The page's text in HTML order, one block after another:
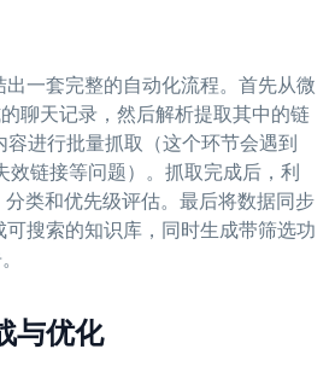
一套完整的自动化流程。首先从微
聊天记录，然后解析提取其中的链
进行批量抓取（这个环节会遇到
效链接等问题）。抓取完成后，利
类和优先级评估。最后将数据同步
搜索的知识库，同时生成带筛选功
与优化